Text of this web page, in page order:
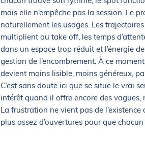
mais elle n’empêche pas la session. Le
naturellement les usages. Les
multiplient au take off, les temps
dans un espace trop réduit et l’énergie
gestion de l’encombrement. À ce
devient moins lisible, moins généreux,
C’est sans doute ici que se situe le vrai
intérêt quand il offre encore des vagues,
La frustration ne vient pas de
plus assez d’ouvertures pour que